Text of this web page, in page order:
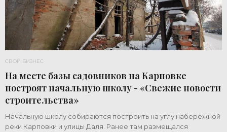
СВОЙ БИЗНЕС
На месте базы садовников на Карповке
построят начальную школу - «Свежие новости
строительства»
Начальную школу собираются построить на углу набережной
реки Карповки и улицы Даля. Ранее там размещался